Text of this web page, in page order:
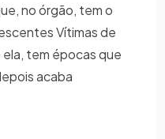
no órgão, tem o
Vítimas de
tem épocas que
acaba